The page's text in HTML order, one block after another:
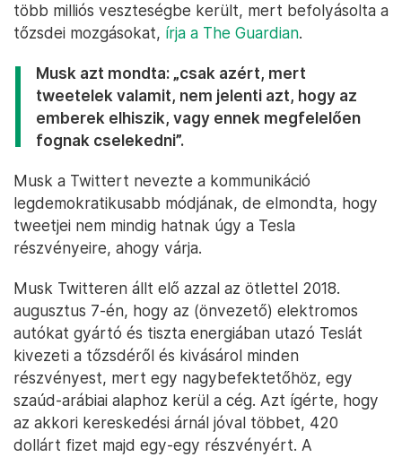
több milliós veszteségbe került, mert befolyásolta a
tőzsdei mozgásokat, írja a The Guardian.
Musk azt mondta: „csak azért, mert
tweetelek valamit, nem jelenti azt, hogy az
emberek elhiszik, vagy ennek megfelelően
fognak cselekedni”.
Musk a Twittert nevezte a kommunikáció
legdemokratikusabb módjának, de elmondta, hogy
tweetjei nem mindig hatnak úgy a Tesla
részvényeire, ahogy várja.
Musk Twitteren állt elő azzal az ötlettel 2018.
augusztus 7-én, hogy az (önvezető) elektromos
autókat gyártó és tiszta energiában utazó Teslát
kivezeti a tőzsdéről és kivásárol minden
részvényest, mert egy nagybefektetőhöz, egy
szaúd-arábiai alaphoz kerül a cég. Azt ígérte, hogy
az akkori kereskedési árnál jóval többet, 420
dollárt fizet majd egy-egy részvényért. A